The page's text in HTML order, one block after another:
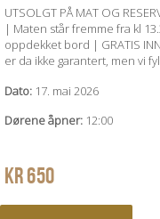
UTSOLGT PÅ MAT OG
| Maten står fremme fra kl
oppdekket bord | GRATIS
er da ikke garantert, men vi
Dato: 17. mai 2026
Dørene åpner: 12:00
KR650